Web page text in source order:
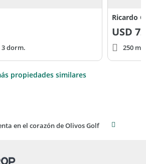
3 dorm.
Ricardo
USD
250
propiedades similares
en el corazón de Olivos Golf